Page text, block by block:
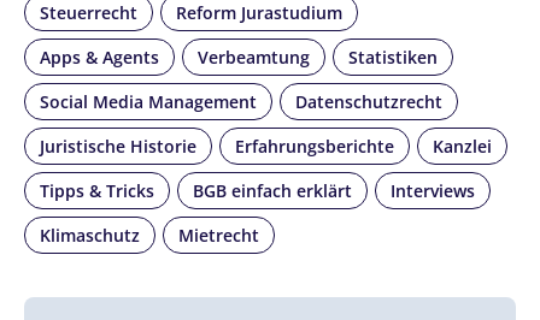
Steuerrecht
Reform Jurastudium
Apps & Agents
Verbeamtung
Statistiken
Social Media Management
Datenschutzrecht
Juristische Historie
Erfahrungsberichte
Kanzlei
Tipps & Tricks
BGB einfach erklärt
Interviews
Klimaschutz
Mietrecht